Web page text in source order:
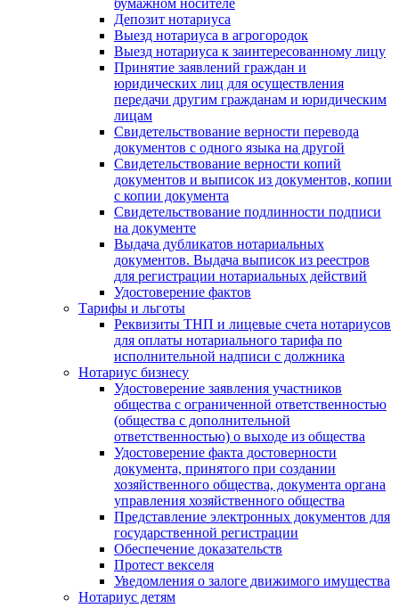
Депозит нотариуса
Выезд нотариуса в агрогородок
Выезд нотариуса к заинтересованному лицу
Принятие заявлений граждан и
юридических лиц для осуществления
передачи другим гражданам и юридическим
лицам
Свидетельствование верности перевода
документов с одного языка на другой
Свидетельствование верности копий
документов и выписок из документов, копии
с копии документа
Свидетельствование подлинности подписи
на документе
Выдача дубликатов нотариальных
документов. Выдача выписок из реестров
для регистрации нотариальных действий
Удостоверение фактов
Тарифы и льготы
Реквизиты ТНП и лицевые счета нотариусов
для оплаты нотариального тарифа по
исполнительной надписи с должника
Нотариус бизнесу
Удостоверение заявления участников
общества с ограниченной ответственностью
(общества с дополнительной
ответственностью) о выходе из общества
Удостоверение факта достоверности
документа, принятого при создании
хозяйственного общества, документа органа
управления хозяйственного общества
Представление электронных документов для
государственной регистрации
Обеспечение доказательств
Протест векселя
Уведомления о залоге движимого имущества
Нотариус детям